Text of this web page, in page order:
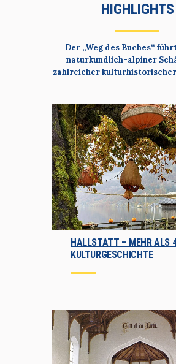
HIGHLIGHTS
Der „Weg des Buches“
naturkundlich-alpiner
zahlreicher
HALLSTATT – MEHR ALS
KULTURGESCHICHTE